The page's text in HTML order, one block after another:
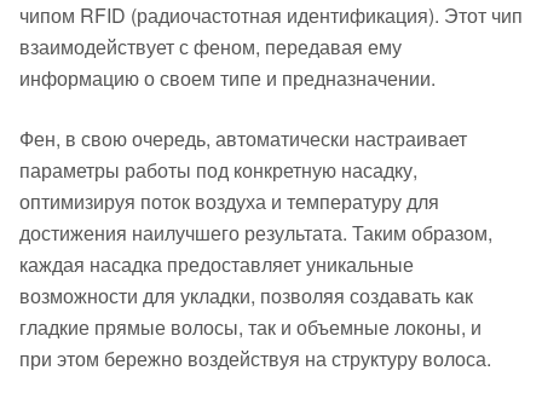
чипом RFID (радиочастотная идентификация). Этот чип
взаимодействует с феном, передавая ему
информацию о своем типе и предназначении.
Фен, в свою очередь, автоматически настраивает
параметры работы под конкретную насадку,
оптимизируя поток воздуха и температуру для
достижения наилучшего результата. Таким образом,
каждая насадка предоставляет уникальные
возможности для укладки, позволяя создавать как
гладкие прямые волосы, так и объемные локоны, и
при этом бережно воздействуя на структуру волоса.